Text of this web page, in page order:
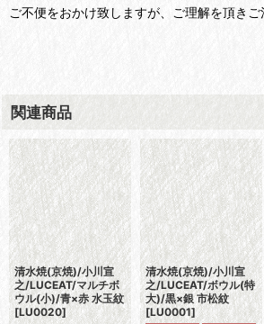
ご不便をおかけ致しますが、ご理解を頂きご
関連商品
清水焼(京焼)/小川宣
之/LUCEAT/マルチボ
ウル(小)/青×赤 水玉紋
[LU0020]
清水焼(京焼)/小川宣
之/LUCEAT/ボウル(特
大)/黒×銀 市松紋
[LU0001]